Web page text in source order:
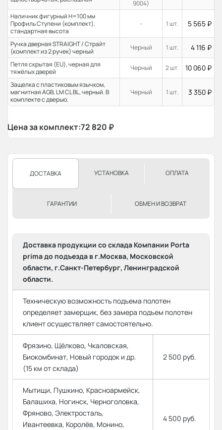
9004)
Наличник фигурный H=100 мм
Профиль Ступени (комплект),
стандартная высота
- 1 шт. 5 565 ₽
Ручка дверная STRAIGHT / Страйт
(комплект из 2 ручек) черный
Черный 1 шт. 4 116 ₽
Петля скрытая (EU), черная для
тяжёлых дверей
Черный 2 шт. 10 060 ₽
Защелка с пластиковым язычком,
магнитная AGB, LM CL BL, черный. В
комплекте с дверью.
Черный 1 шт. 3 350 ₽
Цена за комплект:72 820 ₽
ДОСТАВКА УСТАНОВКА ОПЛАТА
ГАРАНТИИ ОБМЕН И ВОЗВРАТ
Доставка продукции со склада Компании Porta
prima до подъезда в г.Москва, Московской
области, г.Санкт-Петербург, Ленинградской
области.
Техническую возможность подъема полотен
определяет замерщик, без замера подъем полотен
клиент осуществляет самостоятельно.
Фрязино, Щёлково, Чкаловская,
Биокомбинат, Новый городок и др.
(15 км от склада)
2 500 руб.
Мытищи, Пушкино, Красноармейск,
Балашиха, Ногинск, Черноголовка,
Фряново, Электросталь,
Ивантеевка, Королёв, Монино,
4 500 руб.